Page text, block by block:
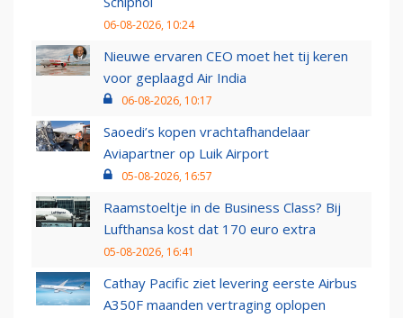
06-08-2026, 10:24
Nieuwe ervaren CEO moet het tij keren
voor geplaagd Air India
06-08-2026, 10:17
Saoedi’s kopen vrachtafhandelaar
Aviapartner op Luik Airport
05-08-2026, 16:57
Raamstoeltje in de Business Class? Bij
Lufthansa kost dat 170 euro extra
05-08-2026, 16:41
Cathay Pacific ziet levering eerste Airbus
A350F maanden vertraging oplopen